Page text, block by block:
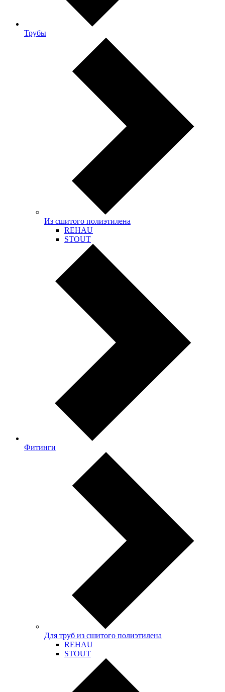
Трубы
Из сшитого полиэтилена
REHAU
STOUT
Фитинги
Для труб из сшитого полиэтилена
REHAU
STOUT